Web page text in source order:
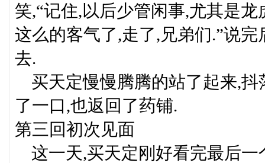
笑,“记住,以后少管闲事,尤其是
这么的客气了,走了,兄弟们.”说
去.
买天定慢慢腾腾的站了起来,抖
了一口,也返回了药铺.
第三回初次见面
这一天,买天定刚好看完最后一